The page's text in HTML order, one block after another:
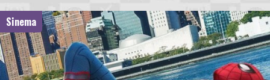
Sinema